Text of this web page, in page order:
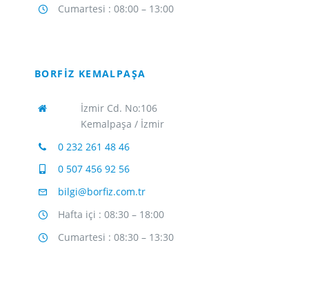
Cumartesi : 08:00 – 13:00
BORFİZ KEMALPAŞA
İzmir Cd. No:106
Kemalpaşa / İzmir
0 232 261 48 46
0 507 456 92 56
bilgi@borfiz.com.tr
Hafta içi : 08:30 – 18:00
Cumartesi : 08:30 – 13:30